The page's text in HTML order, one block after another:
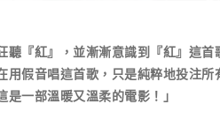
『紅』，並漸漸意識到『紅』這首
假音唱這首歌，只是純粹地投注所
一部溫暖又溫柔的電影！」